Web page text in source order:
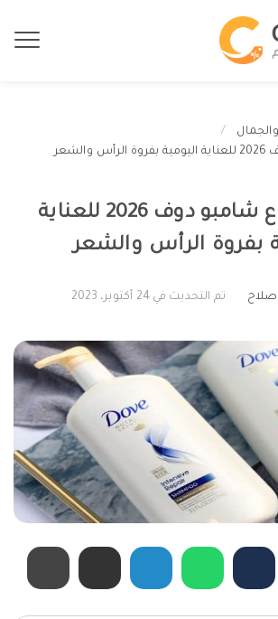
افضل انواع شامبو دوف 2026 للعناية
بفروة الرأس والشعر
صلاح تم التحديث في 24 أكتوبر، 2023